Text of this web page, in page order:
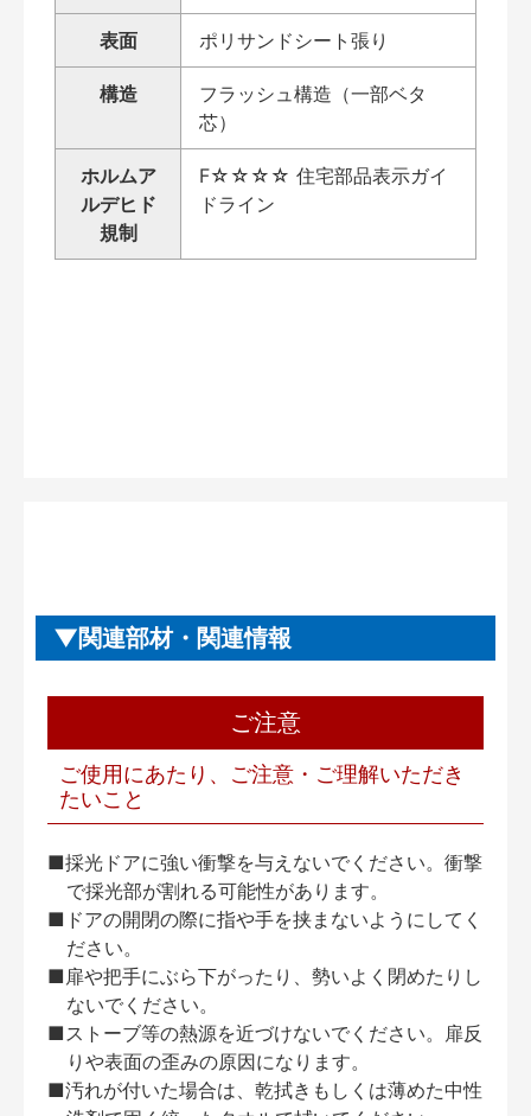
表面 ポリサンドシート張り
構造
フラッシュ構造（一部ベタ
芯）
ホルムア
ルデヒド
規制
F☆☆☆☆ 住宅部品表示ガイ
ドライン
関連部材・関連情報
ご注意
ご使用にあたり、ご注意・ご理解いただき
たいこと
■採光ドアに強い衝撃を与えないでください。衝撃
で採光部が割れる可能性があります。
■ドアの開閉の際に指や手を挟まないようにしてく
ださい。
■扉や把手にぶら下がったり、勢いよく閉めたりし
ないでください。
■ストーブ等の熱源を近づけないでください。扉反
りや表面の歪みの原因になります。
■汚れが付いた場合は、乾拭きもしくは薄めた中性